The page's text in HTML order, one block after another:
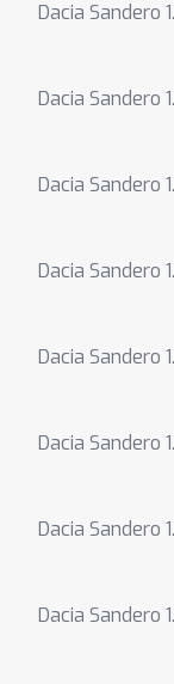
Dacia Sandero
Dacia Sandero
Dacia Sandero
Dacia Sandero
Dacia Sandero
Dacia Sandero
Dacia Sandero
Dacia Sandero